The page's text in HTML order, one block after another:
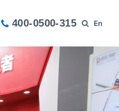
400-0500-315 En